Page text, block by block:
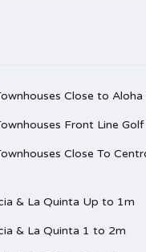
Close to Aloha
Front Line Golf
Close To
& La Quinta Up to 1m
& La Quinta 1 to 2m